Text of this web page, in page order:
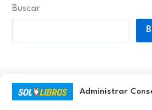
Administrar
Buscar
Ayúdanos a Nunca